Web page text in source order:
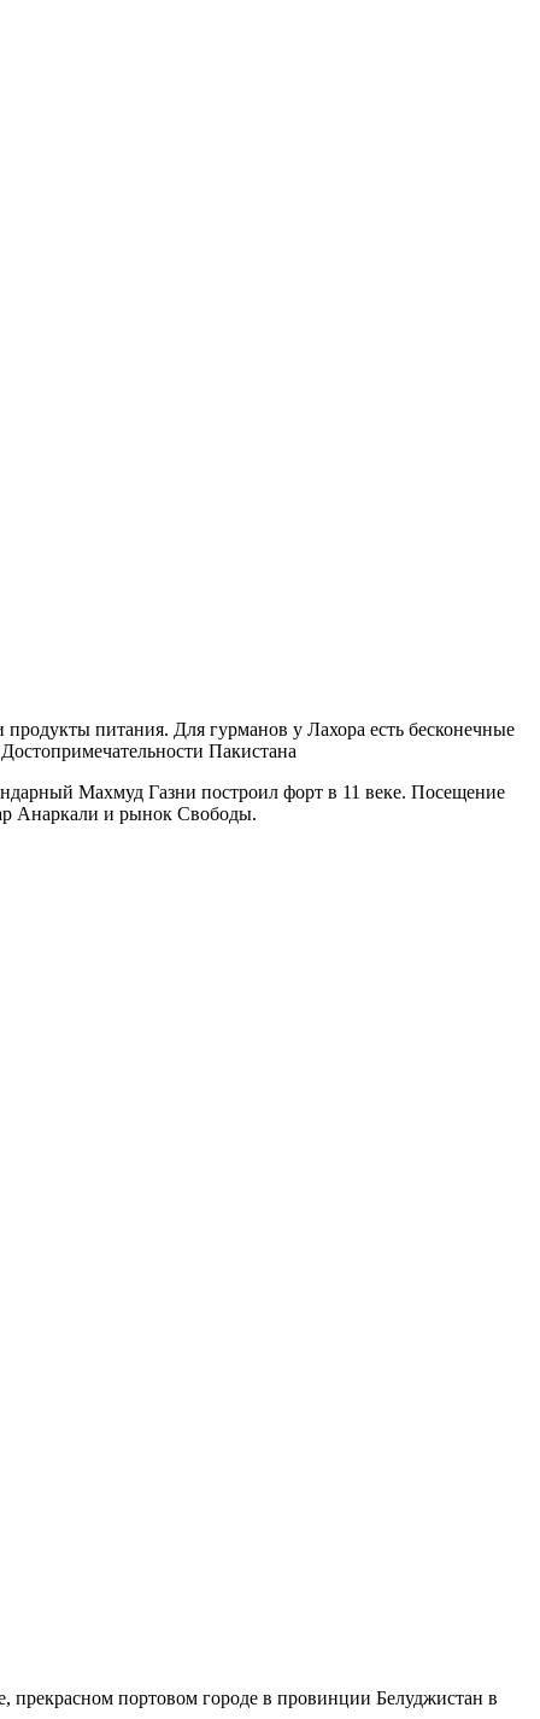
питания. Для гурманов у Лахора есть бесконечные
Пакистана
Махмуд Газни построил форт в 11 веке. Посещение
Анаркали и рынок Свободы.
прекрасном портовом городе в провинции Белуджистан в